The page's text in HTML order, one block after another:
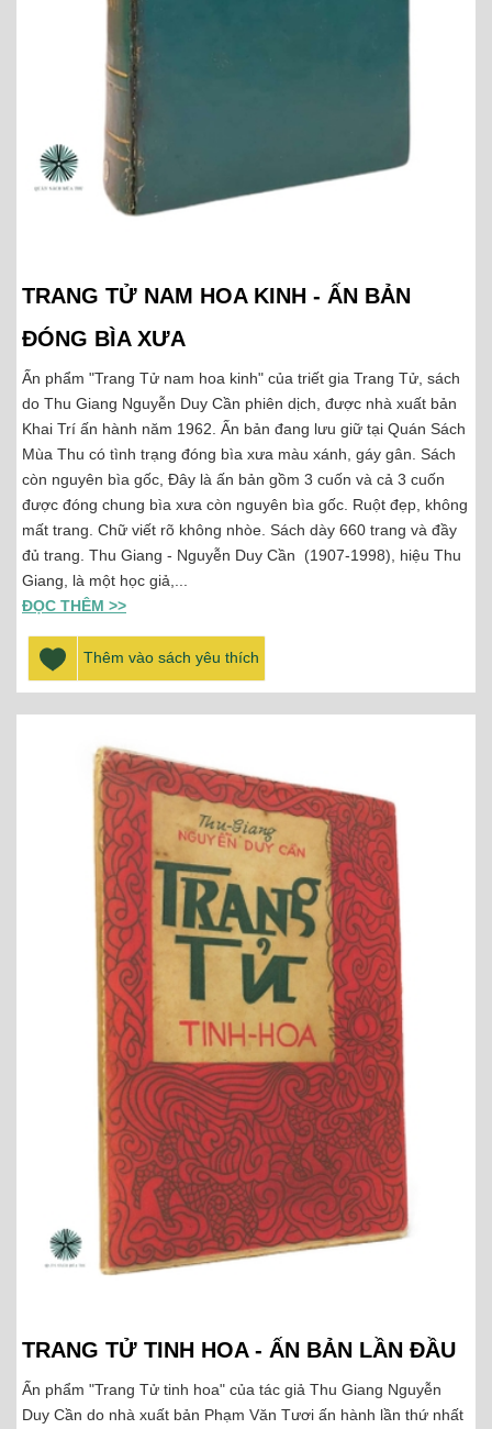
TRANG TỬ NAM HOA KINH - ẤN BẢN
ĐÓNG BÌA XƯA
Ấn phẩm "Trang Tử nam hoa kinh" của triết gia Trang Tử, sách
do Thu Giang Nguyễn Duy Cần phiên dịch, được nhà xuất bản
Khai Trí ấn hành năm 1962. Ấn bản đang lưu giữ tại Quán Sách
Mùa Thu có tình trạng đóng bìa xưa màu xánh, gáy gân. Sách
còn nguyên bìa gốc, Đây là ấn bản gồm 3 cuốn và cả 3 cuốn
được đóng chung bìa xưa còn nguyên bìa gốc. Ruột đẹp, không
mất trang. Chữ viết rõ không nhòe. Sách dày 660 trang và đầy
đủ trang. Thu Giang - Nguyễn Duy Cần (1907-1998), hiệu Thu
Giang, là một học giả,...
ĐỌC THÊM >>
Thêm vào sách yêu thích
TRANG TỬ TINH HOA - ẤN BẢN LẦN ĐẦU
Ấn phẩm "Trang Tử tinh hoa" của tác giả Thu Giang Nguyễn
Duy Cần do nhà xuất bản Phạm Văn Tươi ấn hành lần thứ nhất